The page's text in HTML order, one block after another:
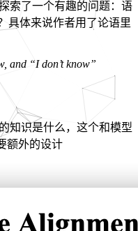
索了一个有趣的问题：语
具体来说作者用了论语里
and “I don’t know”
知识是什么，这个和模型
额外的设计